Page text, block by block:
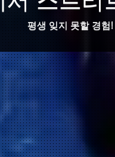
평생 잊지 못할 경험